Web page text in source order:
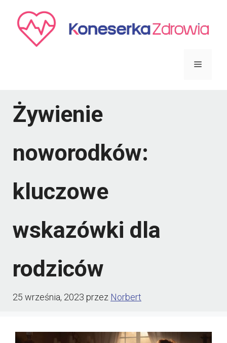
Menu
Żywienie
noworodków:
kluczowe
wskazówki dla
rodziców
25 września, 2023 przez Norbert